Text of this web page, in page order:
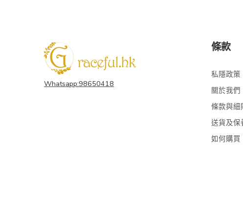
Whatsapp:98650418
條款
私隱政策
關於我們
條款與細
送貨及保
如何購買